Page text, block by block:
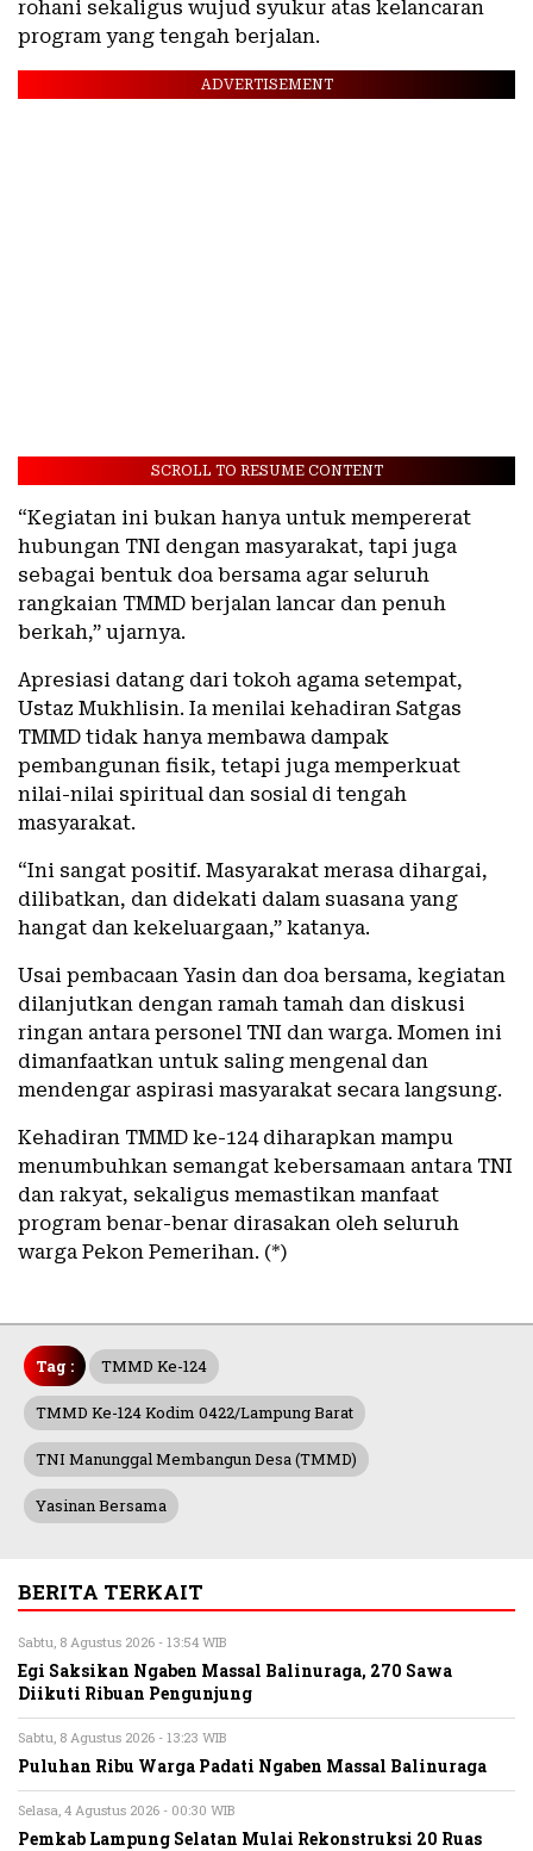
rohani sekaligus wujud syukur atas kelancaran
program yang tengah berjalan.
ADVERTISEMENT
SCROLL TO RESUME CONTENT
“Kegiatan ini bukan hanya untuk mempererat
hubungan TNI dengan masyarakat, tapi juga
sebagai bentuk doa bersama agar seluruh
rangkaian TMMD berjalan lancar dan penuh
berkah,” ujarnya.
Apresiasi datang dari tokoh agama setempat,
Ustaz Mukhlisin. Ia menilai kehadiran Satgas
TMMD tidak hanya membawa dampak
pembangunan fisik, tetapi juga memperkuat
nilai-nilai spiritual dan sosial di tengah
masyarakat.
“Ini sangat positif. Masyarakat merasa dihargai,
dilibatkan, dan didekati dalam suasana yang
hangat dan kekeluargaan,” katanya.
Usai pembacaan Yasin dan doa bersama, kegiatan
dilanjutkan dengan ramah tamah dan diskusi
ringan antara personel TNI dan warga. Momen ini
dimanfaatkan untuk saling mengenal dan
mendengar aspirasi masyarakat secara langsung.
Kehadiran TMMD ke-124 diharapkan mampu
menumbuhkan semangat kebersamaan antara TNI
dan rakyat, sekaligus memastikan manfaat
program benar-benar dirasakan oleh seluruh
warga Pekon Pemerihan. (*)
Tag : TMMD Ke-124
TMMD Ke-124 Kodim 0422/Lampung Barat
TNI Manunggal Membangun Desa (TMMD)
Yasinan Bersama
BERITA TERKAIT
Sabtu, 8 Agustus 2026 - 13:54 WIB
Egi Saksikan Ngaben Massal Balinuraga, 270 Sawa
Diikuti Ribuan Pengunjung
Sabtu, 8 Agustus 2026 - 13:23 WIB
Puluhan Ribu Warga Padati Ngaben Massal Balinuraga
Selasa, 4 Agustus 2026 - 00:30 WIB
Pemkab Lampung Selatan Mulai Rekonstruksi 20 Ruas